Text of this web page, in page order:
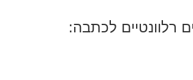
רלוונטיים לכתבה: